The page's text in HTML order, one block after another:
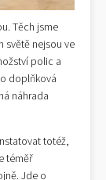
Těch jsme
světě nejsou ve
polic a
doplňková
náhrada
totéž,
téměř
Jde o